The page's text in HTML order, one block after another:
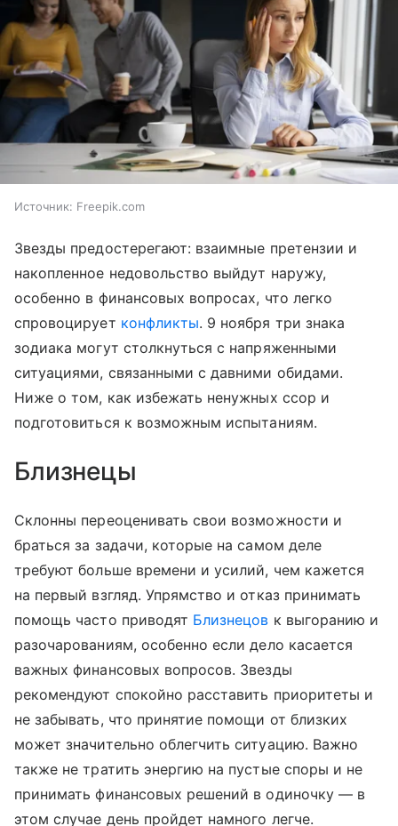
Источник: Freepik.com
Звезды предостерегают: взаимные претензии и
накопленное недовольство выйдут наружу,
особенно в финансовых вопросах, что легко
спровоцирует конфликты. 9 ноября три знака
зодиака могут столкнуться с напряженными
ситуациями, связанными с давними обидами.
Ниже о том, как избежать ненужных ссор и
подготовиться к возможным испытаниям.
Близнецы
Склонны переоценивать свои возможности и
браться за задачи, которые на самом деле
требуют больше времени и усилий, чем кажется
на первый взгляд. Упрямство и отказ принимать
помощь часто приводят Близнецов к выгоранию и
разочарованиям, особенно если дело касается
важных финансовых вопросов. Звезды
рекомендуют спокойно расставить приоритеты и
не забывать, что принятие помощи от близких
может значительно облегчить ситуацию. Важно
также не тратить энергию на пустые споры и не
принимать финансовых решений в одиночку — в
этом случае день пройдет намного легче.